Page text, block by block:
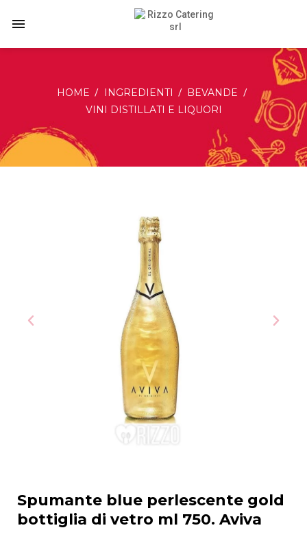
menu
HOME INGREDIENTI
BEVANDE
VINI DISTILLATI E LIQUORI
Spumante blue perlescente gold
bottiglia di vetro ml 750. Aviva